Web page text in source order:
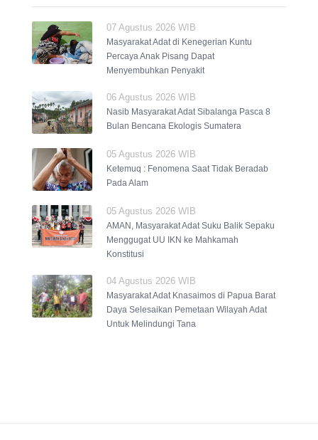
07 Agustus 2026 WIB
Masyarakat Adat di Kenegerian Kuntu
Percaya Anak Pisang Dapat
Menyembuhkan Penyakit
06 Agustus 2026 WIB
Nasib Masyarakat Adat Sibalanga Pasca 8
Bulan Bencana Ekologis Sumatera
05 Agustus 2026 WIB
Ketemuq : Fenomena Saat Tidak Beradab
Pada Alam
05 Agustus 2026 WIB
AMAN, Masyarakat Adat Suku Balik Sepaku
Menggugat UU IKN ke Mahkamah
Konstitusi
04 Agustus 2026 WIB
Masyarakat Adat Knasaimos di Papua Barat
Daya Selesaikan Pemetaan Wilayah Adat
Untuk Melindungi Tana